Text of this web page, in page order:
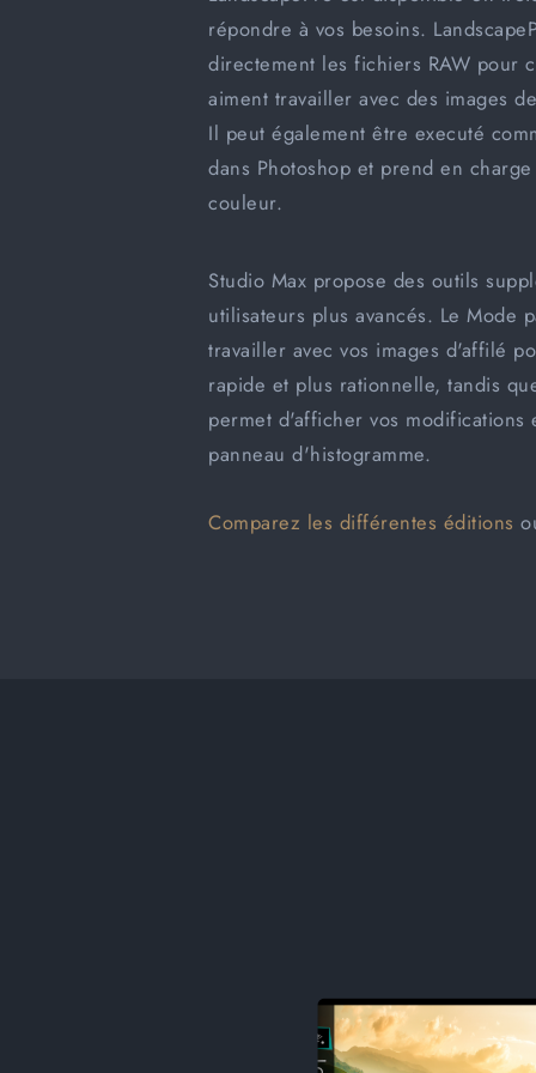
sélectionnera
automatiquement.
répondre à vos besoins.
directement les fichiers RAW pour
aiment travailler avec des images
Il peut également être executé
dans Photoshop et prend en
couleur.
Studio Max propose des outils
utilisateurs plus avancés. Le Mode
travailler avec vos images d'affilé
rapide et plus rationnelle, tandis
permet d'afficher vos modifications
panneau d'histogramme.
Comparez les différentes éditions